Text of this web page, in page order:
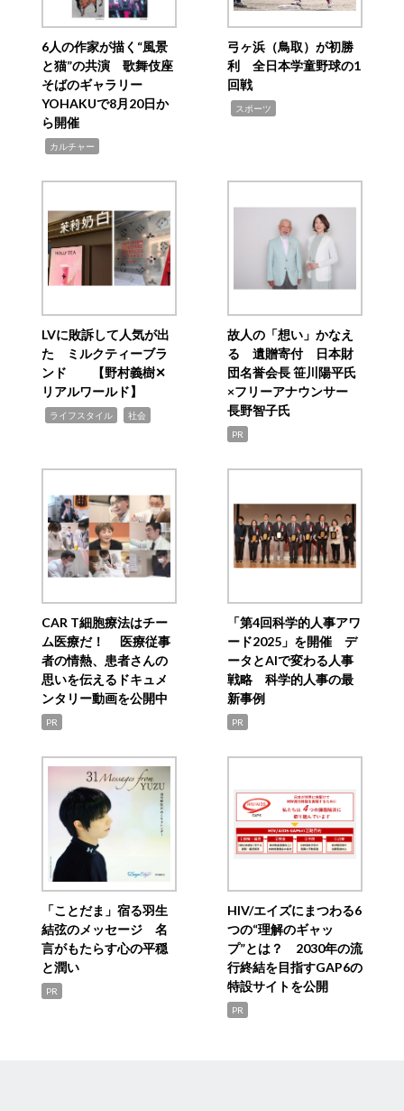
6人の作家が描く“風景
と猫”の共演 歌舞伎座
そばのギャラリー
YOHAKUで8月20日か
ら開催
カルチャー
弓ヶ浜（鳥取）が初勝
利 全日本学童野球の1
回戦
スポーツ
LVに敗訴して人気が出
た ミルクティーブラ
ンド 【野村義樹✕
リアルワールド】
ライフスタイル 社会
故人の「想い」かなえ
る 遺贈寄付 日本財
団名誉会長 笹川陽平氏
×フリーアナウンサー
長野智子氏
PR
CAR T細胞療法はチー
ム医療だ！ 医療従事
者の情熱、患者さんの
思いを伝えるドキュメ
ンタリー動画を公開中
PR
「第4回科学的人事アワ
ード2025」を開催 デ
ータとAIで変わる人事
戦略 科学的人事の最
新事例
PR
「ことだま」宿る羽生
結弦のメッセージ 名
言がもたらす心の平穏
と潤い
PR
HIV/エイズにまつわる6
つの“理解のギャッ
プ”とは？ 2030年の流
行終結を目指すGAP6の
特設サイトを公開
PR